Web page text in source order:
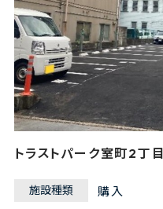
トラストパーク室町2丁目
施設種類 購入